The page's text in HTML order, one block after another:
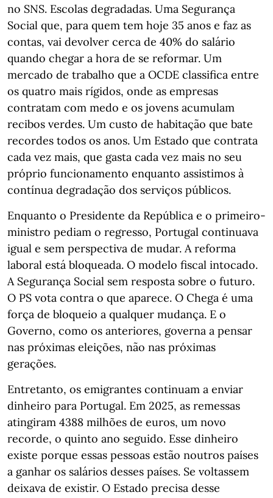
no SNS. Escolas degradadas. Uma Segurança
Social que, para quem tem hoje 35 anos e faz as
contas, vai devolver cerca de 40% do salário
quando chegar a hora de se reformar. Um
mercado de trabalho que a OCDE classifica entre
os quatro mais rígidos, onde as empresas
contratam com medo e os jovens acumulam
recibos verdes. Um custo de habitação que bate
recordes todos os anos. Um Estado que contrata
cada vez mais, que gasta cada vez mais no seu
próprio funcionamento enquanto assistimos à
contínua degradação dos serviços públicos.
Enquanto o Presidente da República e o primeiro-
ministro pediam o regresso, Portugal continuava
igual e sem perspectiva de mudar. A reforma
laboral está bloqueada. O modelo fiscal intocado.
A Segurança Social sem resposta sobre o futuro.
O PS vota contra o que aparece. O Chega é uma
força de bloqueio a qualquer mudança. E o
Governo, como os anteriores, governa a pensar
nas próximas eleições, não nas próximas
gerações.
Entretanto, os emigrantes continuam a enviar
dinheiro para Portugal. Em 2025, as remessas
atingiram 4388 milhões de euros, um novo
recorde, o quinto ano seguido. Esse dinheiro
existe porque essas pessoas estão noutros países
a ganhar os salários desses países. Se voltassem
deixava de existir. O Estado precisa desse